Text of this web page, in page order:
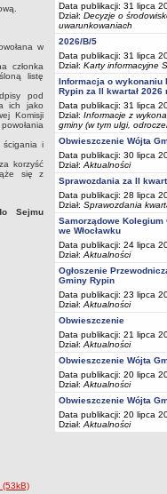
w
członka
listę
pod
ich jako
Komisji
ścigania i
korzyść
się z
Sejmu
(53kB)
Data publikacji: 31 lipca
Dział: Decyzje o
uwarunkowaniach
2026/B/5
Data publikacji: 31 lipca
Dział: Karty informacyjne
Informacja o wykonaniu
Rypin za II kwartał 2026
Data publikacji: 31 lipca
Dział: Informacje z
gminy (w tym ulgi,
Obwieszczenie Wójta
Data publikacji: 30 lipca
Dział: Aktualności
Sprawozdania za II
Data publikacji: 28 lipca
Dział: Sprawozdania
Samorządowe Kolegium
we Włocławku
Data publikacji: 24 lipca
Dział: Aktualności
Ogłoszenie
Gminy Rypin
Data publikacji: 23 lipca
Dział: Aktualności
Obwieszczenie
Data publikacji: 21 lipca
Dział: Aktualności
Obwieszczenie Wójta
Data publikacji: 20 lipca
Dział: Aktualności
Obwieszczenie Wójta
Data publikacji: 20 lipca
Dział: Aktualności